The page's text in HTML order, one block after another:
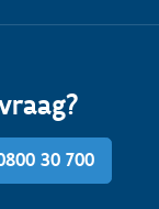
30 700